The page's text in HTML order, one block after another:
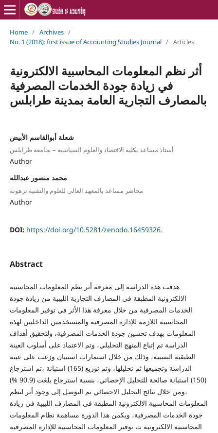
Home / Archives /
No. 1 (2018): first issue of Accounting Studies Journal / Articles
أثر نظم المعلومات المحاسبية الالكترونية
في زيادة جودة الخدمات المصرفية
بالمصارف التجارية العامة بمدينة طرابلس
شعلة أبوالقاسم الأبيض
أستاذ مساعد بكلية الاقتصاد والعلوم السياسية – بجامعة طرابلس
Author
محمد منصور عبدالله
محاضر مساعد بالمعهد العالي للعلوم والتقنية ترهونة
Author
DOI: https://doi.org/10.5281/zenodo.16459326.
Abstract
هدفت هذه الدراسة إلى معرفة أثر نظم المعلومات المحاسبية
الالكترونية المطبقة في المصارف التجارية الليبية من زيادة جودة
الخدمات المصرفية من خلال معرفة هذا الأثر في توفير المعلومات
المحاسبية اللازمة للإدارة المصرفية والمستخدمين الداخليين لهذه
المعلومات بهدف تحسين جودة الخدمات المصرفية، ولتحقيق أهداف
الدراسة تم إتباع المنهج التحليلي، وتم الاعتماد على أسلوب العينة
الطبقية النسبية، وذلك من خلال استمارات استبيان وزعت على عينة
الدراسة وتجميعها ثم تحليلها، وتم توزيع (165) استبانة ،تم استرجاع
(150) استبانة صالحة للتحليل الإحصائي، بنسبة استرجاع بلغت (90.9 %)
،ومن خلال نتائج التحليل الاحصائي تم التوصل إلى وجود أثر لنظم
المعلومات المحاسبية الالكترونية المطبقة في المصارف الليبية في زيادة
جودة الخدمات المصرفية، ويكمن هذا الدورة مساهمة نظام المعلومات
المحاسبية الالكترونية ث توفير المعلومات المحاسبية للإدارة المصرفية